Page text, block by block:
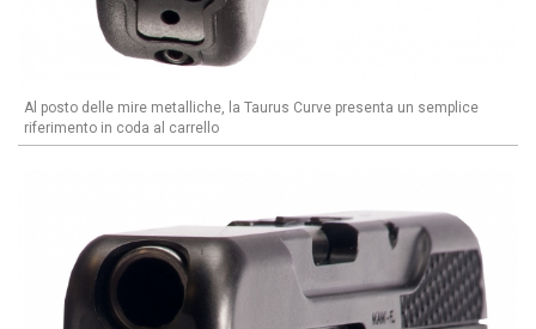
Al posto delle mire metalliche, la Taurus Curve presenta un semplice
riferimento in coda al carrello